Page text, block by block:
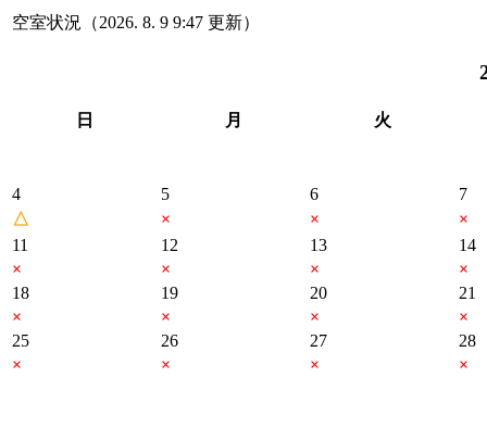
空室状況（2026. 8. 9 9:47 更新）
日 月 火
4 5 6
7
△
× ×
×
11
12 13
14
×
× ×
×
18
19 20
21
×
× ×
×
25
26 27
28
×
× × ×